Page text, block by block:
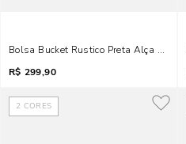
Bolsa Bucket Rustico Preta Alça Dupla
R$ 299,90
2 CORES